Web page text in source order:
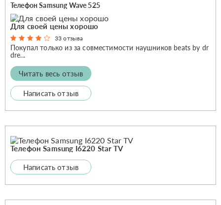
Телефон Samsung Wave 525
Для своей цены хорошо
33 отзыва
Покупал только из за совместимости наушников beats by dr
dre...
Читать весь отзыв
Написать отзыв
Телефон Samsung I6220 Star TV
Написать отзыв